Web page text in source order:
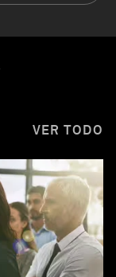
VER TODO